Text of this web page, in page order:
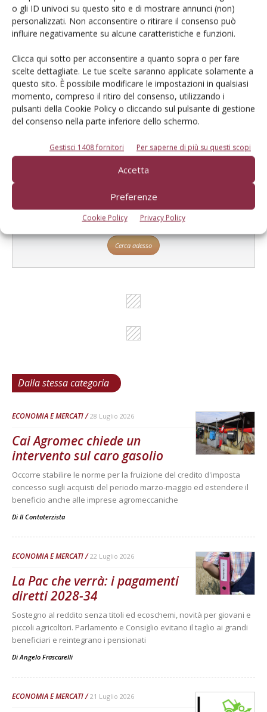
o gli ID univoci su questo sito e di mostrare annunci (non)
personalizzati. Non acconsentire o ritirare il consenso può
influire negativamente su alcune caratteristiche e funzioni.
Clicca qui sotto per acconsentire a quanto sopra o per fare
scelte dettagliate. Le tue scelte saranno applicate solamente a
questo sito. È possibile modificare le impostazioni in qualsiasi
momento, compreso il ritiro del consenso, utilizzando i
pulsanti della Cookie Policy o cliccando sul pulsante di gestione
del consenso nella parte inferiore dello schermo.
Gestisci 1408 fornitori Per saperne di più su questi scopi
Accetta
Preferenze
Cookie Policy Privacy Policy
Catalogo Aziende e Prodotti
Un modo semplice per cercare un'azienda o un
prodotto!
L'Esperto risponde
I consigli di Terra e Vita agli agricoltori
Cerca adesso
Dalla stessa categoria
ECONOMIA E MERCATI 28 Luglio 2026
Cai Agromec chiede un
intervento sul caro gasolio
Occorre stabilire le norme per la fruizione del credito d'imposta
concesso sugli acquisti del periodo marzo-maggio ed estendere il
beneficio anche alle imprese agromeccaniche
Di Il Contoterzista
ECONOMIA E MERCATI 22 Luglio 2026
La Pac che verrà: i pagamenti
diretti 2028-34
Sostegno al reddito senza titoli ed ecoschemi, novità per giovani e
piccoli agricoltori. Parlamento e Consiglio evitano il taglio ai grandi
beneficiari e reintegrano i pensionati
DiAngelo Frascarelli
ECONOMIA E MERCATI 21 Luglio 2026